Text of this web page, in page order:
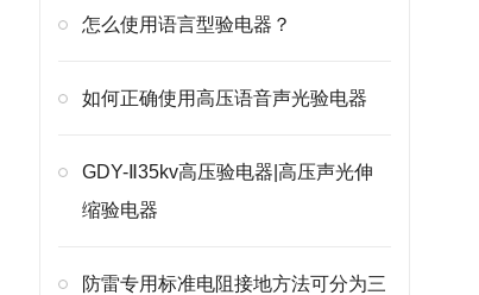
怎么使用语言型验电器？
如何正确使用高压语音声光验电器
GDY-Ⅱ35kv高压验电器|高压声光伸
缩验电器
防雷专用标准电阻接地方法可分为三